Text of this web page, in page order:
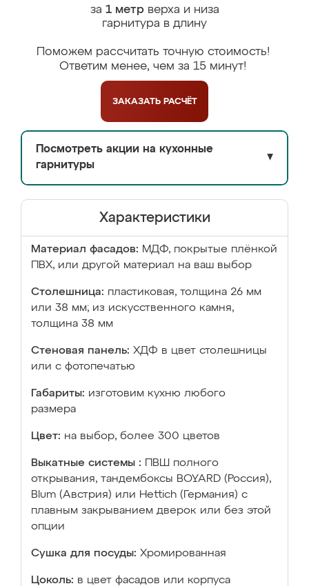
за 1 метрверха и низа
гарнитура в длину
Поможем рассчитать точную стоимость!
Ответим менее, чем за 15 минут!
ЗАКАЗАТЬ РАСЧЁТ
Посмотреть акции на кухонные
гарнитуры
▼
Характеристики
Материал фасадов: МДФ, покрытые плёнкой
ПВХ, или другой материал на ваш выбор
Столешница: пластиковая, толщина 26 мм
или 38 мм; из искусственного камня,
толщина 38 мм
Стеновая панель: ХДФ в цвет столешницы
или с фотопечатью
Габариты: изготовим кухню любого
размера
Цвет: на выбор, более 300 цветов
Выкатные системы :
ПВШ полного
открывания, тандембоксы BOYARD (Россия),
Blum (Австрия) или Hettich (Германия) с
плавным закрыванием дверок или без этой
опции
Сушка для посуды: Хромированная
Цоколь: в цвет фасадов или корпуса